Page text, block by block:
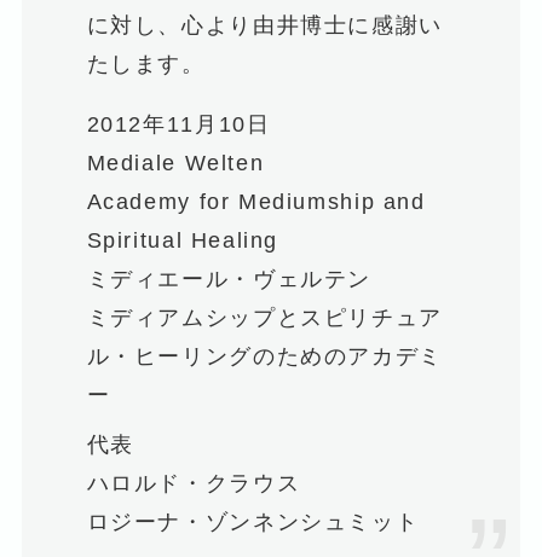
に対し、心より由井博士に感謝い
たします。
2012年11月10日
Mediale Welten
Academy for Mediumship and
Spiritual Healing
ミディエール・ヴェルテン
ミディアムシップとスピリチュア
ル・ヒーリングのためのアカデミ
ー
代表
ハロルド・クラウス
ロジーナ・ゾンネンシュミット